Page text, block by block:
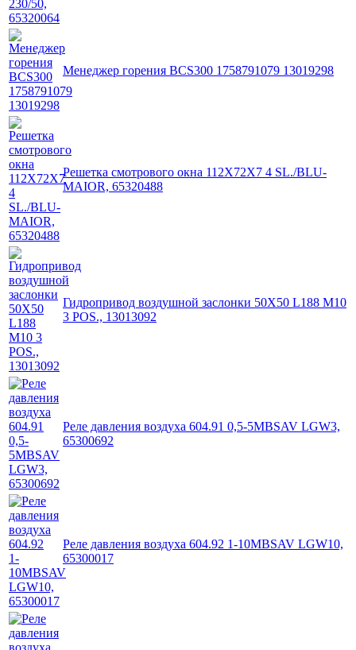
Менеджер горения BCS300 1758791079 13019298
Решетка смотрового окна 112X72X7 4 SL./BLU-
MAIOR, 65320488
Гидропривод воздушной заслонки 50X50 L188 M10
3 POS., 13013092
Реле давления воздуха 604.91 0,5-5MBSAV LGW3,
65300692
Реле давления воздуха 604.92 1-10MBSAV LGW10,
65300017